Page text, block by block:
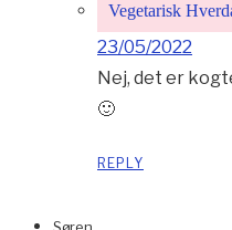
Vegetarisk
23/05/2022
Nej, det er
🙂
REPLY